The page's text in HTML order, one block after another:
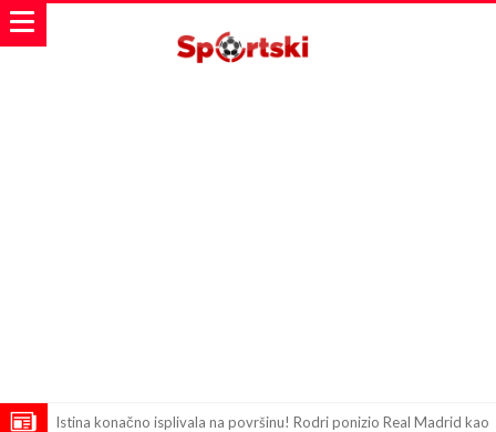
Istina konačno isplivala na površinu! Rodri ponizio Real Madrid kao